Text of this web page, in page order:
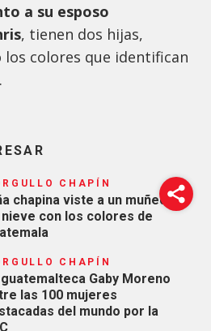
a su esposo
, tienen dos hijas,
colores que identifican
CHAPÍN
chapina viste a un muñeco
nieve con los colores de
CHAPÍN
Gaby Moreno
las 100 mujeres
del mundo por la